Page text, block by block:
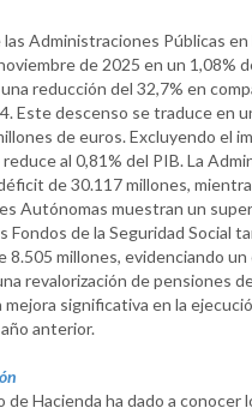
Administraciones Públicas en
de 2025 en un 1,08%
reducción del 32,7% en
Este descenso se traduce en
de euros. Excluyendo el
al 0,81% del PIB. La
de 30.117 millones,
Autónomas muestran un
Fondos de la Seguridad Social
8.505 millones, evidenciando
revalorización de pensiones
mejora significativa en la
anterior.
de Hacienda ha dado a conocer